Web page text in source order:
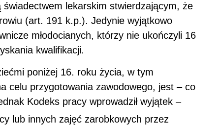
lekarskim stwierdzającym, że
(art. 191 k.p.). Jedynie wyjątkowo
młodocianych, którzy nie ukończyli 16
kwalifikacji.
poniżej 16. roku życia, w tym
celu przygotowania zawodowego, jest – co
Kodeks pracy wprowadził wyjątek –
lub innych zajęć zarobkowych przez